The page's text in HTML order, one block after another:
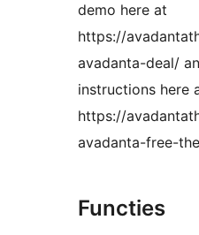
demo here at
https://
avadanta-deal/
instructions here
https://
avadanta-free-
Functies